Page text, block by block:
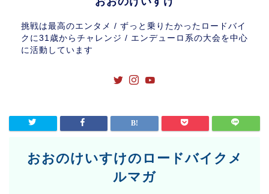
挑戦は最高のエンタメ / ずっと乗りたかったロードバイ
クに31歳からチャレンジ / エンデューロ系の大会を中心
に活動しています
おおのけいすけのロードバイクメ
ルマガ